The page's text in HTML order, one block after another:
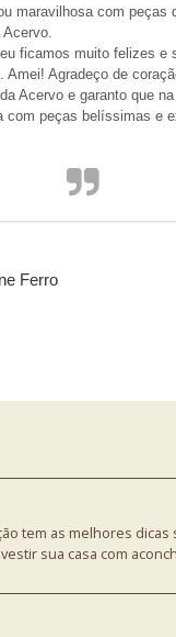
maravilhosa com peças
ficamos muito felizes e
Amei! Agradeço de
Acervo e garanto que
com peças belíssimas e
Ferro
tem as melhores
sua casa com